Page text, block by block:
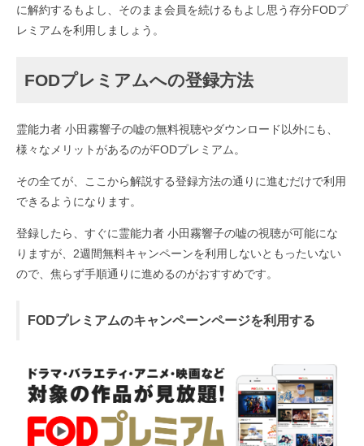
に解約するもよし、そのまま会員を続けるもよし思う存分FODプ
レミアムを利用しましょう。
FODプレミアムへの登録方法
霊能力者 小田霧響子の嘘の無料視聴やダウンロード以外にも、
様々なメリットがあるのがFODプレミアム。
その全てが、ここから解説する登録方法の通りに進むだけで利用
できるようになります。
登録したら、すぐに霊能力者 小田霧響子の嘘の視聴が可能にな
りますが、2週間無料キャンペーンを利用しないともったいない
ので、焦らず手順通りに進めるのがおすすめです。
FODプレミアムのキャンペーンページを利用する